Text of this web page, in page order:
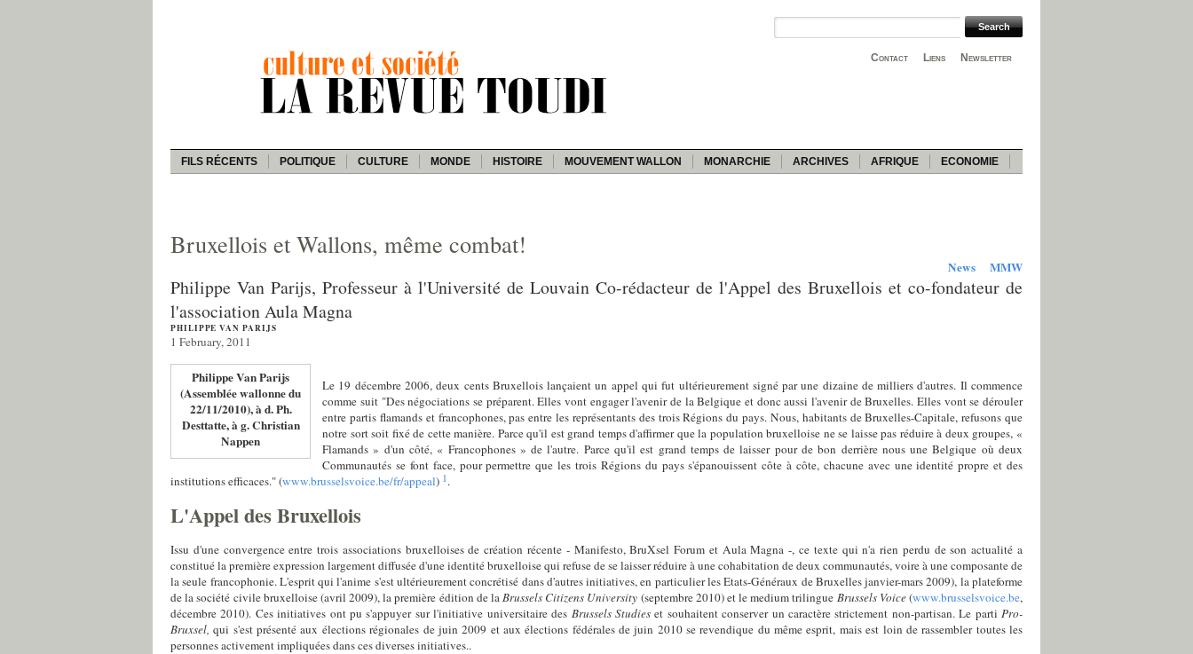
Newsletter
Liens
Contact
FILS RÉCENTS POLITIQUE CULTURE MONDE HISTOIRE MOUVEMENT WALLON MONARCHIE ARCHIVES AFRIQUE ECONOMIE
Bruxellois et Wallons, même combat!
News MMW
Philippe Van Parijs, Professeur à l'Université de Louvain Co-rédacteur de l'Appel des Bruxellois et co-fondateur de
l'association Aula Magna
PHILIPPE VAN PARIJS
1 February, 2011
Philippe Van Parijs
(Assemblée wallonne du
22/11/2010), à d. Ph.
Desttatte, à g. Christian
Nappen
Le 19 décembre 2006, deux cents Bruxellois lançaient un appel qui fut ultérieurement signé par une dizaine de milliers d'autres. Il commence
comme suit "Des négociations se préparent. Elles vont engager l'avenir de la Belgique et donc aussi l'avenir de Bruxelles. Elles vont se dérouler
entre partis flamands et francophones, pas entre les représentants des trois Régions du pays. Nous, habitants de Bruxelles-Capitale, refusons que
notre sort soit fixé de cette manière. Parce qu'il est grand temps d'affirmer que la population bruxelloise ne se laisse pas réduire à deux groupes, «
Flamands » d'un côté, « Francophones » de l'autre. Parce qu'il est grand temps de laisser pour de bon derrière nous une Belgique où deux
Communautés se font face, pour permettre que les trois Régions du pays s'épanouissent côte à côte, chacune avec une identité propre et des
institutions efficaces." (www.brusselsvoice.be/fr/appeal) 1.
L'Appel des Bruxellois
Issu d'une convergence entre trois associations bruxelloises de création récente - Manifesto, BruXsel Forum et Aula Magna -, ce texte qui n'a rien perdu de son actualité a
constitué la première expression largement diffusée d'une identité bruxelloise qui refuse de se laisser réduire à une cohabitation de deux communautés, voire à une composante de
la seule francophonie. L'esprit qui l'anime s'est ultérieurement concrétisé dans d'autres initiatives, en particulier les Etats-Généraux de Bruxelles janvier-mars 2009), la plateforme
de la société civile bruxelloise (avril 2009), la première édition de laBrussels Citizens University (septembre 2010) et le medium trilingue Brussels Voice(www.brusselsvoice.be,
décembre 2010). Ces initiatives ont pu s'appuyer sur l'initiative universitaire des Brussels Studieset souhaitent conserver un caractère strictement non-partisan. Le partiPro-
Bruxsel, qui s'est présenté aux élections régionales de juin 2009 et aux élections fédérales de juin 2010 se revendique du même esprit, mais est loin de rassembler toutes les
personnes activement impliquées dans ces diverses initiatives..